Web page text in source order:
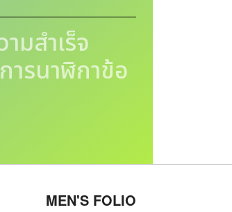
มสำเร็จ
ารนาฬิกาข้อ
MEN'S FOLIO